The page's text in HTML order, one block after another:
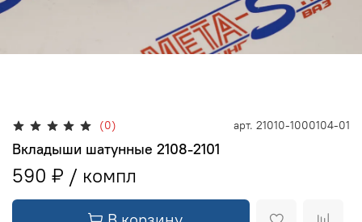
(0) арт. 21010-1000104-01
Вкладыши шатунные 2108-2101
590 ₽